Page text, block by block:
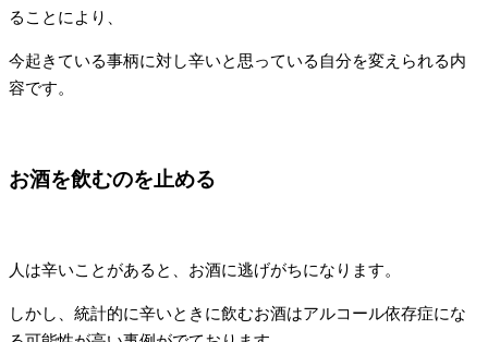
ることにより、
今起きている事柄に対し辛いと思っている自分を変えられる内
容です。
お酒を飲むのを止める
人は辛いことがあると、お酒に逃げがちになります。
しかし、統計的に辛いときに飲むお酒はアルコール依存症にな